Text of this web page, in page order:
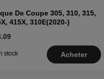
De Coupe 305, 310, 315,
415X, 310E(2020-)
stock Acheter